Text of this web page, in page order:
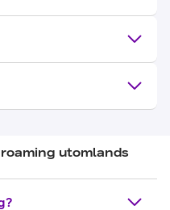
utomlands